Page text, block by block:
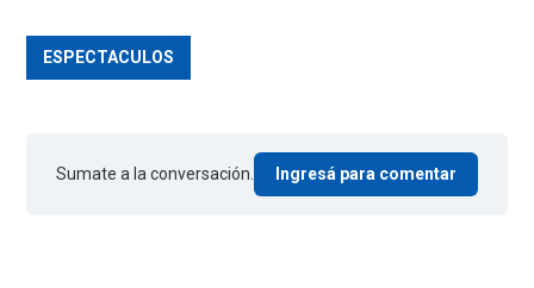
ESPECTACULOS
Sumate a la conversación. Ingresá para comentar